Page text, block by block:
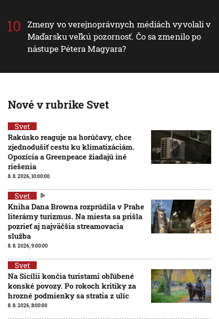
Zmeny vo verejnoprávnych médiách vyvolali v
Maďarsku veľkú pozornosť. Čo sa zmenilo po
nástupe Pétera Magyara?
Nové v rubrike Svet
Svet
Rakúsko reaguje na horúčavy, chce
zjednodušiť cestu ku klimatizáciám.
Opozícia a Greenpeace žiadajú iné
riešenia
8. 8. 2026, 10:00:00
Svet
Kniha Dana Browna rozprúdila v Prahe
literárny turizmus. Na miesta sa prišla
pozrieť aj najväčšia streamovacia
služba
8. 8. 2026, 9:00:00
Svet
Na Sicílii končia turistami obľúbené
konské povozy. Po rokoch kritiky za
hrozné podmienky sa stratia z ulíc
8. 8. 2026, 8:00:00